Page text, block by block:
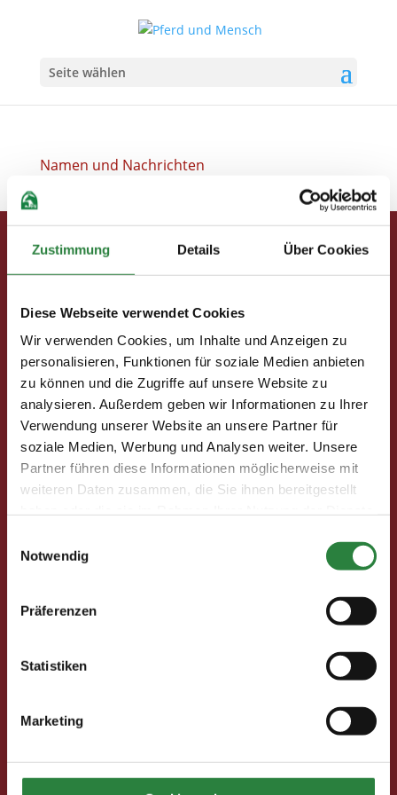
Zustimmung Details Über Cookies
Diese Webseite verwendet Cookies
Wir verwenden Cookies, um Inhalte und Anzeigen zu
personalisieren, Funktionen für soziale Medien anbieten
zu können und die Zugriffe auf unsere Website zu
analysieren. Außerdem geben wir Informationen zu Ihrer
Verwendung unserer Website an unsere Partner für
soziale Medien, Werbung und Analysen weiter. Unsere
Partner führen diese Informationen möglicherweise mit
weiteren Daten zusammen, die Sie ihnen bereitgestellt
Notwendig
Präferenzen
Statistiken
Marketing
Seite wählen
Namen und Nachrichten
Pferd & Mensch digital
Print abbestellen
Clubmitglieder
Ihre Vorteile als Mitglied im Pferdesport Deutschland
Club
Clubmitglied werden
Freunde werben
Förderprojekte
Neuigkeiten
Club-News
Deutsche Reiterliche Vereinigung